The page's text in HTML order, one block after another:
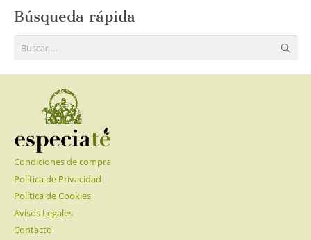
Búsqueda rápida
Buscar:
Condiciones de compra
Política de Privacidad
Política de Cookies
Avisos Legales
Contacto